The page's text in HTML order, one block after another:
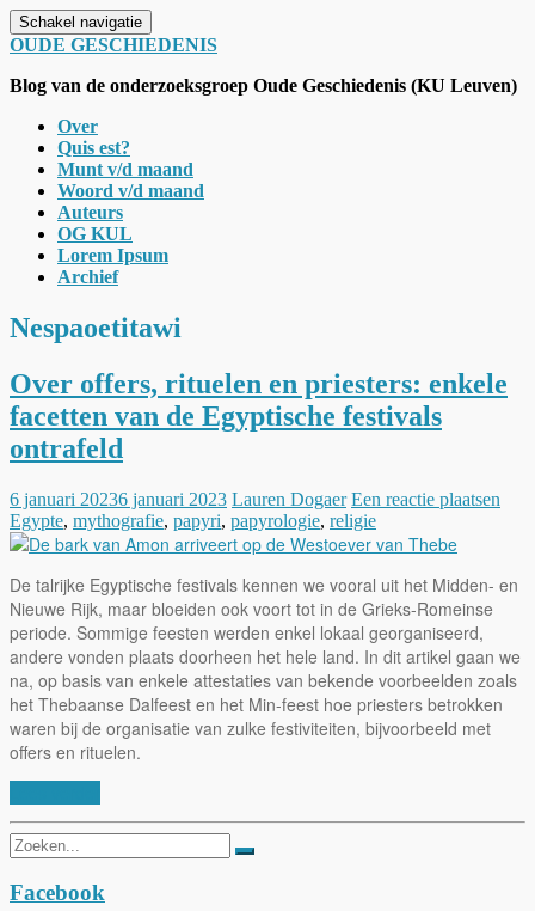
Schakel navigatie
OUDE GESCHIEDENIS
Blog van de onderzoeksgroep Oude Geschiedenis (KU Leuven)
Over
Quis est?
Munt v/d maand
Woord v/d maand
Auteurs
OG KUL
Lorem Ipsum
Archief
Nespaoetitawi
Over offers, rituelen en priesters: enkele
facetten van de Egyptische festivals
ontrafeld
6 januari 20236 januari 2023 Lauren Dogaer Een reactie plaatsen
Egypte, mythografie, papyri, papyrologie, religie
De talrijke Egyptische festivals kennen we vooral uit het Midden- en
Nieuwe Rijk, maar bloeiden ook voort tot in de Grieks-Romeinse
periode. Sommige feesten werden enkel lokaal georganiseerd,
andere vonden plaats doorheen het hele land. In dit artikel gaan we
na, op basis van enkele attestaties van bekende voorbeelden zoals
het Thebaanse Dalfeest en het Min-feest hoe priesters betrokken
waren bij de organisatie van zulke festiviteiten, bijvoorbeeld met
offers en rituelen.
Zoeken
naar:
Facebook